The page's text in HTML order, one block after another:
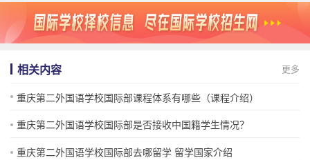
相关内容 更多
重庆第二外国语学校国际部课程体系有哪些（课程介绍）
重庆第二外国语学校国际部是否接收中国籍学生情况？
重庆第二外国语学校国际部去哪留学 留学国家介绍